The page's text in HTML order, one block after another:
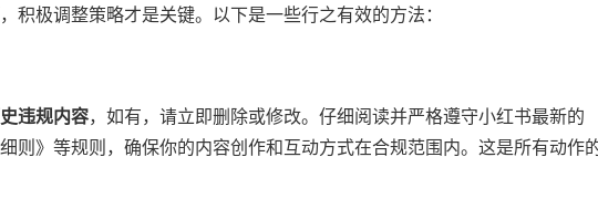
积极调整策略才是关键。以下是一些行之有效的方法：
违规内容​​，如有，请立即删除或修改。仔细阅读并严格遵守小红书最新的
则》等规则，确保你的内容创作和互动方式在合规范围内。这是所有动作